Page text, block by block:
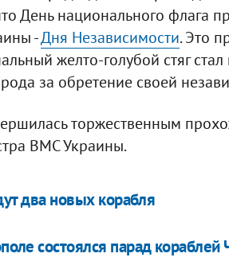
День национального флага
-Дня Независимости. Это
желто-голубой стяг
за обретение своей
торжественным
ВМС Украины.​
два новых корабля
состоялся парад